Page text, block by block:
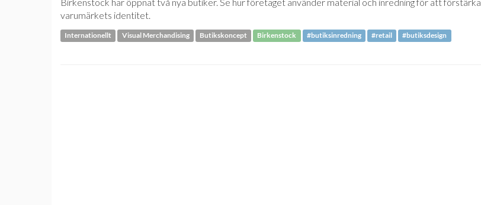
varumärkets identitet.
Internationellt Visual Merchandising Butikskoncept Birkenstock #butiksinredning #retail #butiksdesign